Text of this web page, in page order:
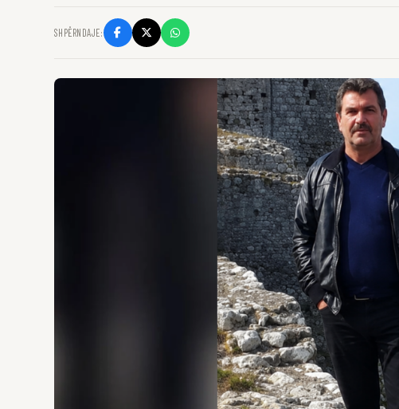
SHPËRNDAJE: